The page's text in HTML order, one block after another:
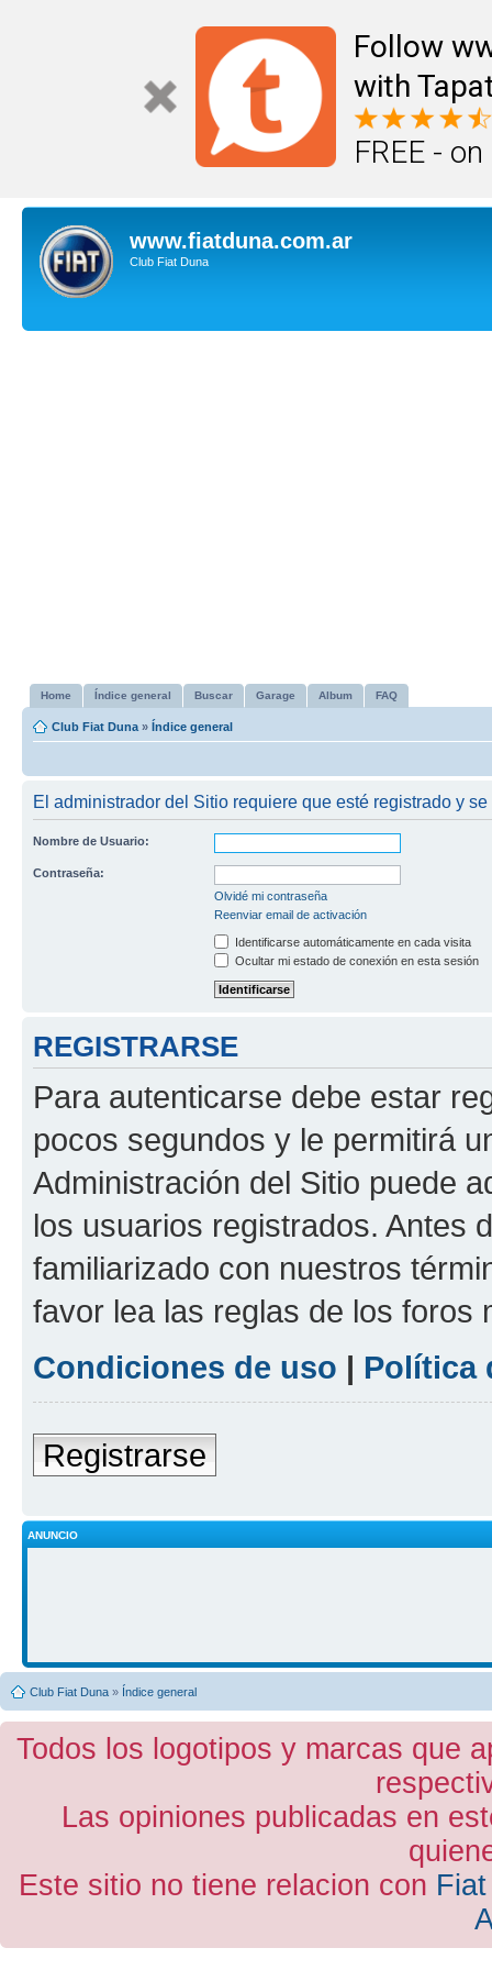
Follow
with
FREE -
www.fiatduna.com.ar
Club Fiat Duna
Home Índice general Buscar Garage Album FAQ
Club Fiat Duna » Índice general
El administrador del Sitio requiere que esté registrado y
Nombre de Usuario:
Contraseña:
Olvidé mi contraseña
Reenviar email de activación
Identificarse automáticamente en cada visita
Ocultar mi estado de conexión en esta sesión
REGISTRARSE
Para autenticarse debe estar
pocos segundos y le permitirá
Administración del Sitio puede
los usuarios registrados. Antes
familiarizado con nuestros
favor lea las reglas de los foros
Condiciones de uso | Política
Registrarse
ANUNCIO
Club Fiat Duna » Índice general
Todos los logotipos y marcas que
Las opiniones publicadas en
Este sitio no tiene relacion con